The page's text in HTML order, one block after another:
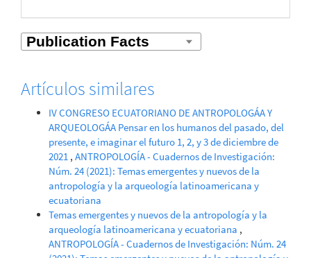
Artículos similares
IV CONGRESO ECUATORIANO DE ANTROPOLOGÁA Y
ARQUEOLOGÁA Pensar en los humanos del pasado, del
presente, e imaginar el futuro 1, 2, y 3 de diciembre de
2021 , ANTROPOLOGÍA - Cuadernos de Investigación:
Núm. 24 (2021): Temas emergentes y nuevos de la
antropología y la arqueología latinoamericana y
ecuatoriana
Temas emergentes y nuevos de la antropología y la
arqueología latinoamericana y ecuatoriana ,
ANTROPOLOGÍA - Cuadernos de Investigación: Núm. 24